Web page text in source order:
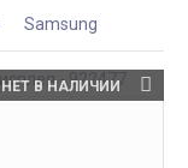
Samsung
НЕТ В НАЛИЧИИ